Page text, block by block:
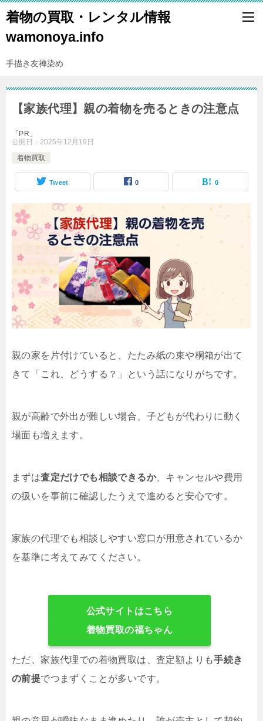
着物の買取・レンタル情報
wamonoya.info
手描き友禅染め
【家族代理】親の着物を売るときの注意点
「PR」
公開日： 2025年12月19日
着物買取
Tweet 0 0
親の家を片付けていると、たたみ紙の束や桐箱が出て
きて「これ、どうする？」という話になりがちです。
親が高齢で外出が難しい場合、子どもが代わりに動く
場面も増えます。
まずは査定だけでも相談できるか、キャンセルや費用
の扱いを事前に確認したうえで進めると安心です。
家族の代理でも相談しやすい窓口が用意されているか
を基準に考えてみてください。
公式サイトはこちら
着物買取の福ちゃん
ただ、家族代理での着物買取は、査定額よりも手続き
の前提でつまずくことが多いです。